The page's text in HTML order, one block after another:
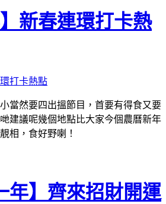
】新春連環打卡熱
當然要四出搵節目，首要有得食又要
建議呢幾個地點比大家今個農曆新年
相，食好野喇！
年】齊來招財開運